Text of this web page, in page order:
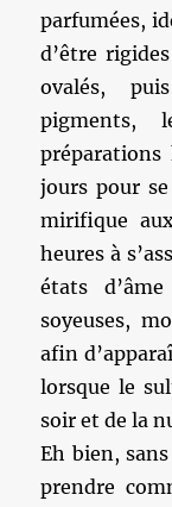
parfumées,
d’être
ovalés,
pigments,
préparations
jours pour
mirifique
heures à
états
soyeuses,
afin
lorsque le
soir et de la
Eh bien,
prendre